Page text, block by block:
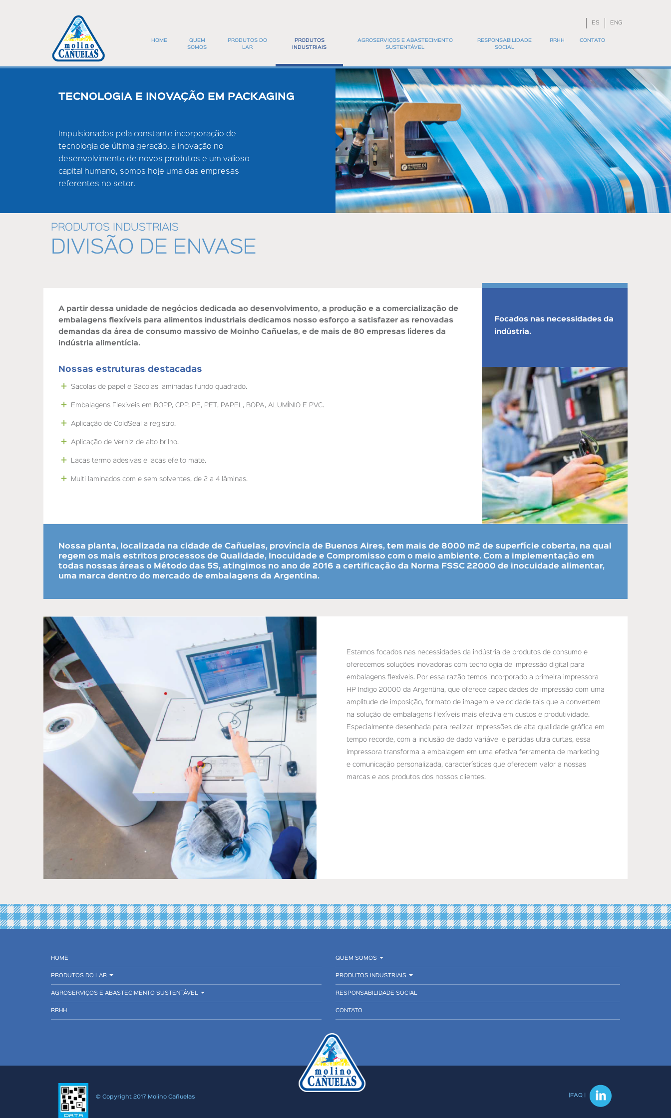
ES ENG
HOME
QUEM
SOMOS
NOSSA HISTÓRIA
COMPROMISSO COM A QUALIDADE E A INOVAÇÃO
INFORMACIÓN CONCURSO PREVENTIVO
PRODUTOS DO
LAR
FOOD SERVICE DIVISÃO CONGELADOS
PRODUTOS
INDUSTRIAIS
DIVISÃO DE ENVASE
AGROSERVIÇOS E ABASTECIMENTO
SUSTENTÁVEL
COMPAÑÍA
RESPONSABILIDADE
SOCIAL
RRHH CONTATO
TECNOLOGIA E INOVAÇÃO EM PACKAGING
Impulsionados pela constante incorporação de
tecnologia de última geração, a inovação no
desenvolvimento de novos produtos e um valioso
capital humano, somos hoje uma das empresas
referentes no setor.
PRODUTOS INDUSTRIAIS
DIVISÃO DE ENVASE
A partir dessa unidade de negócios dedicada ao desenvolvimento, a produção e a comercialização de
embalagens flexíveis para alimentos industriais dedicamos nosso esforço a satisfazer as renovadas
demandas da área de consumo massivo de Moinho Cañuelas, e de mais de 80 empresas líderes da
indústria alimentícia.
Nossas estruturas destacadas
Sacolas de papel e Sacolas laminadas fundo quadrado.
Embalagens Flexíveis em BOPP, CPP, PE, PET, PAPEL, BOPA, ALUMÍNIO E PVC.
Aplicação de ColdSeal a registro.
Aplicação de Verniz de alto brilho.
Lacas termo adesivas e lacas efeito mate.
Multi laminados com e sem solventes, de 2 a 4 lâminas.
Focados nas necessidades da
indústria.
Nossa planta, localizada na cidade de Cañuelas, província de Buenos Aires, tem mais de 8000 m2 de superfície coberta, na qual
regem os mais estritos processos de Qualidade,
Inocuidade e Compromisso com o meio ambiente. Com a implementação em
todas nossas áreas o Método das 5S, atingimos no ano de 2016 a certificação da Norma FSSC 22000 de inocuidade alimentar,
uma marca dentro do mercado de embalagens da Argentina.
Estamos focados nas necessidades da indústria de produtos de consumo e
oferecemos soluções inovadoras com tecnologia de impressão digital para
embalagens flexíveis. Por essa razão temos incorporado a primeira impressora
HP Indigo 20000 da Argentina, que oferece capacidades de impressão com uma
amplitude de imposição, formato de imagem e velocidade tais que a convertem
na solução de embalagens flexíveis mais efetiva em custos e produtividade.
Especialmente desenhada para realizar impressões de alta qualidade gráfica em
tempo recorde, com a inclusão de dado variável e partidas ultra curtas, essa
impressora transforma a embalagem em uma efetiva ferramenta de marketing
e comunicação personalizada, características que oferecem valor a nossas
marcas e aos produtos dos nossos clientes.
HOME QUEM SOMOS
PRODUTOS DO LAR PRODUTOS INDUSTRIAIS
AGROSERVIÇOS E ABASTECIMENTO SUSTENTÁVEL RESPONSABILIDADE SOCIAL
RRHH CONTATO
© Copyright 2017 Molino Cañuelas |FAQ |